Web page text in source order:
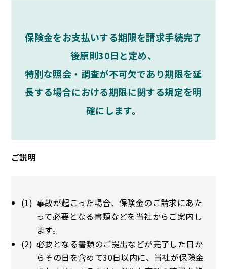
保険金をお支払いする期限を請求手続完了
後原則30日と定め、
特別な照会・調査が不可欠であり期限を延
長する場合における期限に関する規定を明
確にします。
ご説明
事故が起こった場合、保険金のご請求にあた
って必要となる書類などを当社からご案内し
ます。
必要となる書類のご提出などが完了した日か
らその日を含めて30日以内に、当社が保険金